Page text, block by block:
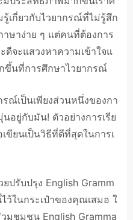
เกี่ยวกับไวยากรณ์ที่ไม่รู้สึก
าษาง่าย ๆ แต่คนที่ต้องการ
จะแสวงหาความเข้าใจแ
ขึ้นที่การศึกษาไวยากรณ์
รณ์เป็นเพียงส่วนหนึ่งของกา
อยู่กับมัน! ตัวอย่างการเรีย
ยนเป็นวิธีที่ดีที่สุดในการเ
ปรับปรุง English Gramm
ในกระเป๋าของคุณเสมอ ใ
มชุมชน English Gramma